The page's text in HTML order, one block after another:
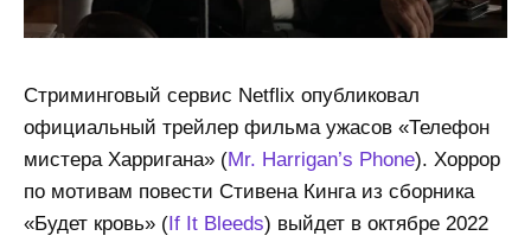
Стриминговый сервис Netflix опубликовал
официальный трейлер фильма ужасов «Телефон
мистера Харригана» (Mr. Harrigan’s Phone). Хоррор
по мотивам повести Стивена Кинга из сборника
«Будет кровь» (If It Bleeds) выйдет в октябре 2022